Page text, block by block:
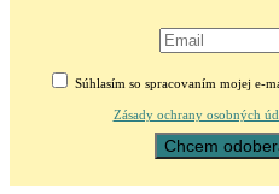
Súhlasím so spracovaním mojej e-
Zásady ochrany osobných